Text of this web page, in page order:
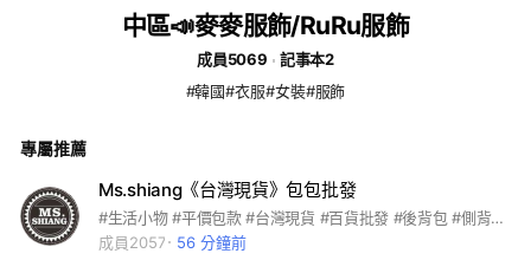
中區📣麥麥服飾/RuRu服飾
成員5069
記事本2
#韓國#衣服#女裝#服飾
專屬推薦
Ms.shiang《台灣現貨》包包批發
#生活小物 #平價包款 #台灣現貨 #百貨批發 #後背包 #側背包 #胸包 #批發零售 #百元包款 #媽媽包 #台灣供應商 #低價批發 #日常用品 #防水包 #包款批發
成員2057
56 分鐘前